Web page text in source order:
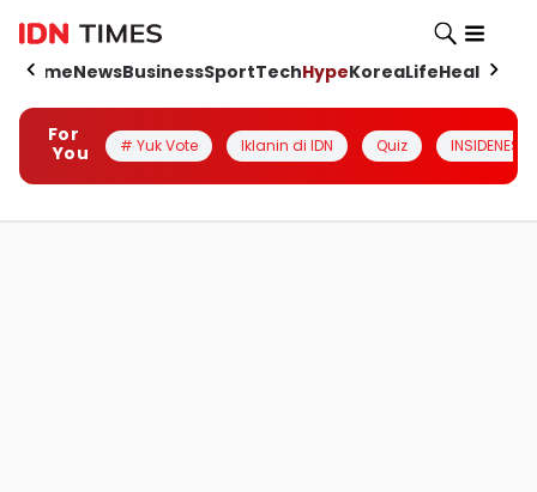
HomeNewsBusinessSportTechHypeKoreaLifeHealth
For
You
# Yuk Vote Iklanin di IDN Quiz INSIDENESIA